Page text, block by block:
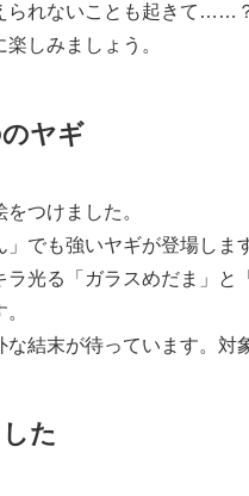
られないことも起きて……
しみましょう。
ヤギ
つけました。
でも強いヤギが登場しま
光る「ガラスめだま」と
結末が待っています。対
た